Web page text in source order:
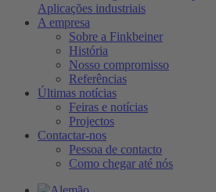
Aplicações industriais
A empresa
Sobre a Finkbeiner
História
Nosso compromisso
Referências
Últimas notícias
Feiras e notícias
Projectos
Contactar-nos
Pessoa de contacto
Como chegar até nós